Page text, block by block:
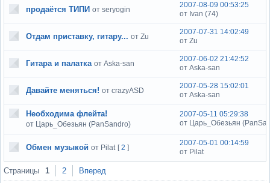
продаётся ТИПИ от seryogin
2007-08-09 00:53:25
от Ivan (74)
Отдам приставку, гитару... от Zu
2007-07-31 14:02:49
от Zu
Гитара и палатка от Aska-san
2007-06-02 21:42:52
от Aska-san
Давайте меняться! от crazyASD
2007-05-28 15:02:01
от Aska-san
Необходима флейта!
от Царь_Обезьян (PanSandro)
2007-05-11 05:29:38
от Царь_Обезьян
Обмен музыкой от Pilat [2 ]
2007-05-01 00:14:59
от Pilat
Страницы 1 2 Вперед